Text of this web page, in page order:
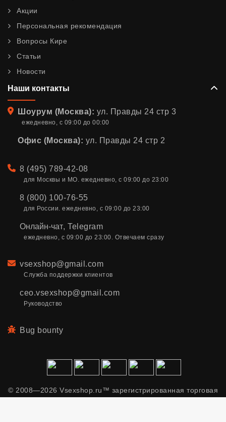
Акции
Персональная рекомендация
Вопросы Кире
Статьи
Новости
Наши контакты
Адрес
Шоурум (Москва): ул. Правды 24 стр 3
ежедневно, с 09:00 до 00:00
Офис (Москва): ул. Правды 24 стр 2
Телефон
8 (495) 789-42-08
для Москвы и МО. ежедневно, с 09:00 до 23:00
8 (800) 100-76-55
для России. ежедневно, с 09:00 до 23:00
Онлайн-чат, Telegram
ежедневно, с 09:00 до 23:00. Отвечаем сразу
Email
vsexshop@gmail.com
Служба поддержки клиентов
ceo.vsexshop@gmail.com
Руководство
Bug bounty
© 2008—2026 Vsexshop.ru™ зарегистрированная торговая